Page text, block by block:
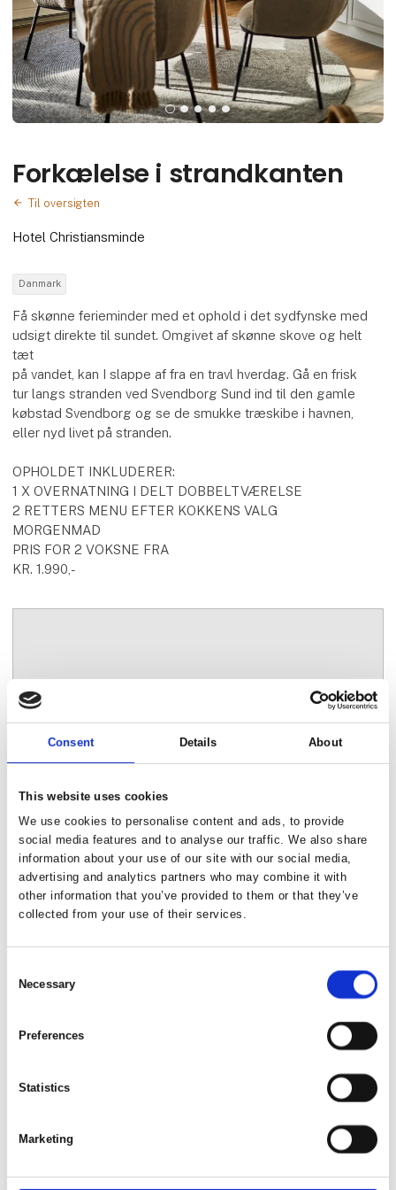
Consent Details About
This website uses cookies
We use cookies to personalise content and ads, to provide
social media features and to analyse our traffic. We also share
information about your use of our site with our social media,
advertising and analytics partners who may combine it with
other information that you’ve provided to them or that they’ve
collected from your use of their services.
Selection
Necessary
Preferences
Statistics
Marketing
Forkælelse i strandkanten
Til oversigten
Hotel Christiansminde
Danmark
Få skønne ferieminder med et ophold i det sydfynske med
udsigt direkte til sundet. Omgivet af skønne skove og helt
tæt
på vandet, kan I slappe af fra en travl hverdag. Gå en frisk
tur langs stranden ved Svendborg Sund ind til den gamle
købstad Svendborg og se de smukke træskibe i havnen,
eller nyd livet på stranden.
OPHOLDET INKLUDERER:
1 X OVERNATNING I DELT DOBBELTVÆRELSE
2 RETTERS MENU EFTER KOKKENS VALG
MORGENMAD
PRIS FOR 2 VOKSNE FRA
KR. 1.990,-
Accepter marketing-cookies for at se denne video.
play_arrow
Produktet er tilføjet af: